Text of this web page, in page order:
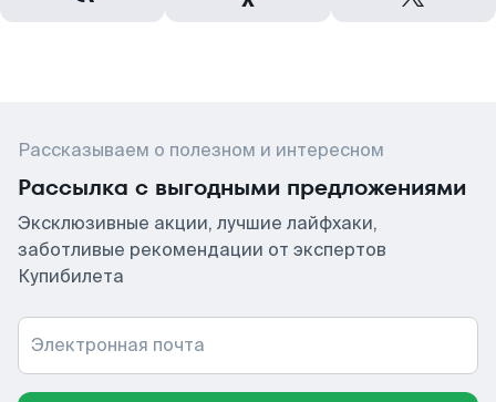
Рассказываем о полезном и интересном
Рассылка с выгодными предложениями
Эксклюзивные акции, лучшие лайфхаки,
заботливые рекомендации от экспертов
Купибилета
Электронная почта